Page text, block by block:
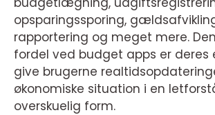
opsparingssporing,
rapportering og meget mere.
fordel ved budget apps er deres
give brugerne
økonomiske situation i en
overskuelig form.